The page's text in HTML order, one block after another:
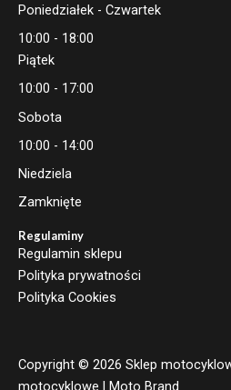
Poniedziałek - Czwartek
10:00 - 18:00
Piątek
10:00 - 17:00
Sobota
10:00 - 14:00
Niedziela
Zamknięte
Regulaminy
Regulamin sklepu
Polityka prywatności
Polityka Cookies
Copyright © 2026 Sklep
motocyklowe | Moto Brand